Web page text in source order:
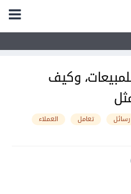
وكيف
رسائل تعامل العملاء